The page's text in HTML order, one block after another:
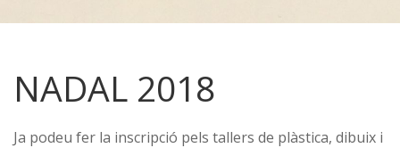
NADAL 2018
Ja podeu fer la inscripció pels tallers de plàstica, dibuix i